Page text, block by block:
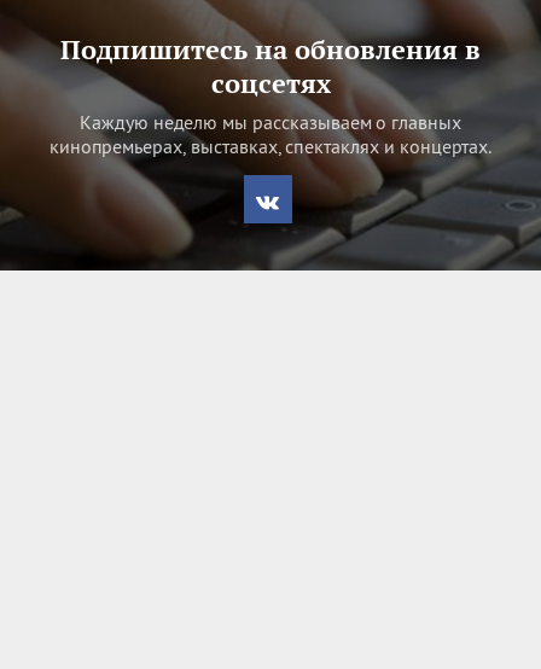
Подпишитесь на обновления в
соцсетях
Каждую неделю мы рассказываем о главных
кинопремьерах, выставках, спектаклях и концертах.